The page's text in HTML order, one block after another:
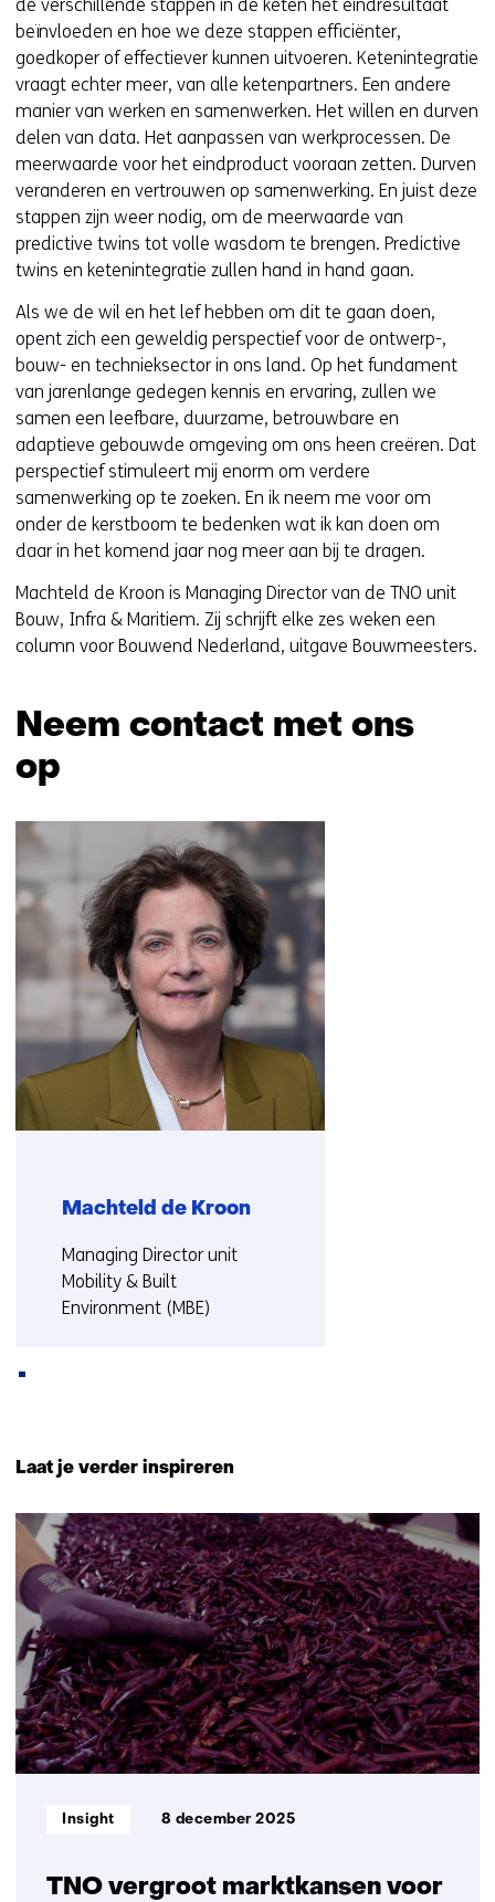
de verschillende stappen in de keten het eindresultaat
beïnvloeden en hoe we deze stappen efficiënter,
goedkoper of effectiever kunnen uitvoeren. Ketenintegratie
vraagt echter meer, van alle ketenpartners. Een andere
manier van werken en samenwerken. Het willen en durven
delen van data. Het aanpassen van werkprocessen. De
meerwaarde voor het eindproduct vooraan zetten. Durven
veranderen en vertrouwen op samenwerking. En juist deze
stappen zijn weer nodig, om de meerwaarde van
predictive twins tot volle wasdom te brengen. Predictive
twins en ketenintegratie zullen hand in hand gaan.
Als we de wil en het lef hebben om dit te gaan doen,
opent zich een geweldig perspectief voor de ontwerp-,
bouw- en technieksector in ons land. Op het fundament
van jarenlange gedegen kennis en ervaring, zullen we
samen een leefbare, duurzame, betrouwbare en
adaptieve gebouwde omgeving om ons heen creëren. Dat
perspectief stimuleert mij enorm om verdere
samenwerking op te zoeken. En ik neem me voor om
onder de kerstboom te bedenken wat ik kan doen om
daar in het komend jaar nog meer aan bij te dragen.
Machteld de Kroon is Managing Director van de TNO unit
Bouw, Infra & Maritiem. Zij schrijft elke zes weken een
column voor Bouwend Nederland, uitgave Bouwmeesters.
Neem contact met ons
op
navigatie
over
(Neem
contact
met
ons
op)
Machteld de Kroon
Functie:
Managing Director unit
Mobility & Built
Environment (MBE)
(Neem
contact
met
ons
op)
Laat je verder inspireren
32
resultaten,
getoond
6
t/m
10
TNO vergroot marktkansen voor
Informatietype:
Insight 8 december 2025